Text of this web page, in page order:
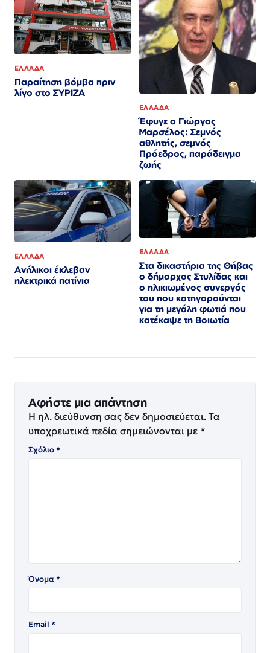
ΕΛΛΑΔΑ
Παραίτηση βόμβα πριν
λίγο στο ΣΥΡΙΖΑ
ΕΛΛΑΔΑ
Έφυγε ο Γιώργος
Μαρσέλος: Σεμνός
αθλητής, σεμνός
Πρόεδρος, παράδειγμα
ζωής
ΕΛΛΑΔΑ
Ανήλικοι έκλεβαν
ηλεκτρικά πατίνια
ΕΛΛΑΔΑ
Στα δικαστήρια της Θήβας
ο δήμαρχος Στυλίδας και
ο ηλικιωμένος συνεργός
του που κατηγορούνται
για τη μεγάλη φωτιά που
κατέκαψε τη Βοιωτία
Αφήστε μια απάντηση
Η ηλ. διεύθυνση σας δεν δημοσιεύεται. Τα
υποχρεωτικά πεδία σημειώνονται με *
Σχόλιο*
Όνομα*
Email *